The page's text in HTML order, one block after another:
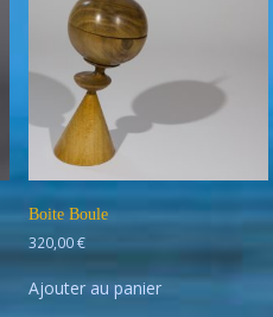
Boite Boule
320,00€
Ajouter au panier